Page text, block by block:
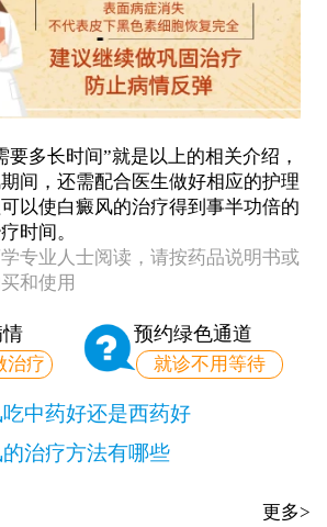
多长时间”就是以上的相关介绍，
间，还需配合医生做好相应的护理
以使白癜风的治疗得到事半功倍的
时间。
专业人士阅读，请按药品说明书或
和使用
治疗
预约绿色通道
就诊不用等待
中药好还是西药好
治疗方法有哪些
更多>